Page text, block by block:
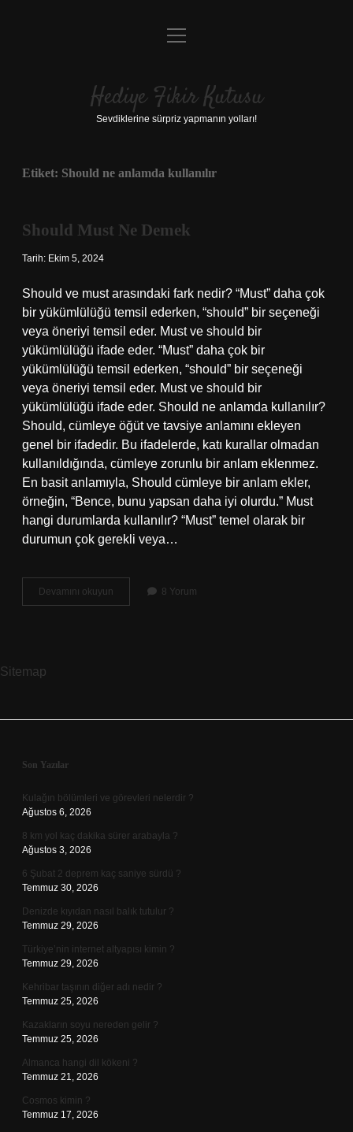
Anasayfa
Yasal Uyarı
menüyü
Hediye Fikir Kutusu
Sevdiklerine sürpriz yapmanın yolları!
Etiket: Should ne anlamda kullanılır
Should Must Ne Demek
Tarih: Ekim 5, 2024
Should ve must arasındaki fark nedir? “Must” daha çok
bir yükümlülüğü temsil ederken, “should” bir seçeneği
veya öneriyi temsil eder. Must ve should bir
yükümlülüğü ifade eder. “Must” daha çok bir
yükümlülüğü temsil ederken, “should” bir seçeneği
veya öneriyi temsil eder. Must ve should bir
yükümlülüğü ifade eder. Should ne anlamda kullanılır?
Should, cümleye öğüt ve tavsiye anlamını ekleyen
genel bir ifadedir. Bu ifadelerde, katı kurallar olmadan
kullanıldığında, cümleye zorunlu bir anlam eklenmez.
En basit anlamıyla, Should cümleye bir anlam ekler,
örneğin, “Bence, bunu yapsan daha iyi olurdu.” Must
hangi durumlarda kullanılır? “Must” temel olarak bir
durumun çok gerekli veya…
Devamını okuyun
Must
8 Yorum
Sitemap
Sidebar
Son Yazılar
Kulağın bölümleri ve görevleri nelerdir ?
Ağustos 6, 2026
8 km yol kaç dakika sürer arabayla ?
Ağustos 3, 2026
6 Şubat 2 deprem kaç saniye sürdü ?
Temmuz 30, 2026
Denizde kıyıdan nasıl balık tutulur ?
Temmuz 29, 2026
Türkiye’nin internet altyapısı kimin ?
Temmuz 29, 2026
Kehribar taşının diğer adı nedir ?
Temmuz 25, 2026
Kazakların soyu nereden gelir ?
Temmuz 25, 2026
Almanca hangi dil kökeni ?
Temmuz 21, 2026
Cosmos kimin ?
Temmuz 17, 2026